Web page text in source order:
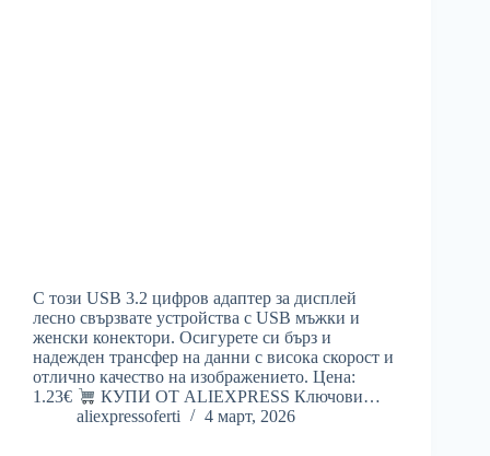
С този USB 3.2 цифров адаптер за дисплей
лесно свързвате устройства с USB мъжки и
женски конектори. Осигурете си бърз и
надежден трансфер на данни с висока скорост и
отлично качество на изображението. Цена:
1.23€
КУПИ ОТ ALIEXPRESS Ключови…
aliexpressoferti
4 март, 2026